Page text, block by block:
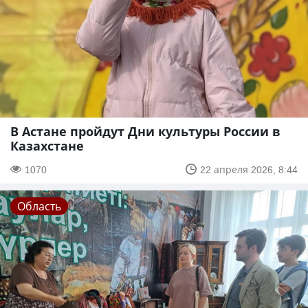
В Астане пройдут Дни культуры России в
Казахстане
1070 22 апреля 2026, 8:44
Область